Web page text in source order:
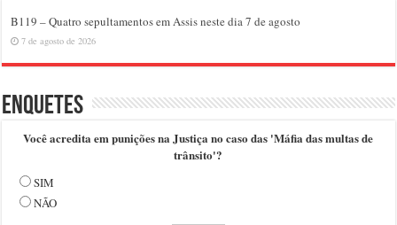
B119 – Quatro sepultamentos em Assis neste dia 7 de agosto
7 de agosto de 2026
Enquetes
Você acredita em punições na Justiça no caso das 'Máfia das multas de
trânsito'?
SIM
NÃO